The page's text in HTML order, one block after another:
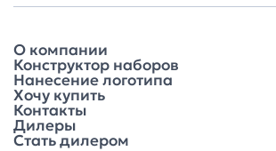
О компании
Конструктор наборов
Нанесение логотипа
Хочу купить
Контакты
Дилеры
Стать дилером